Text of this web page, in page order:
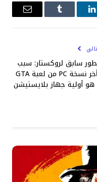
لينكدإن Tumblrالبريد
سابق لروكستار: سبب
تأخر نسخة PC من لعبة GTA